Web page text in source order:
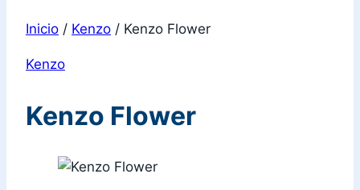
Inicio / Kenzo / Kenzo Flower
Kenzo
Kenzo Flower